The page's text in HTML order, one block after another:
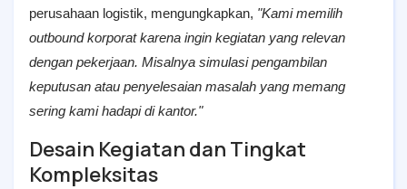
perusahaan logistik, mengungkapkan, "Kami memilih
outbound korporat karena ingin kegiatan yang relevan
dengan pekerjaan. Misalnya simulasi pengambilan
keputusan atau penyelesaian masalah yang memang
sering kami hadapi di kantor."
Desain Kegiatan dan Tingkat
Kompleksitas